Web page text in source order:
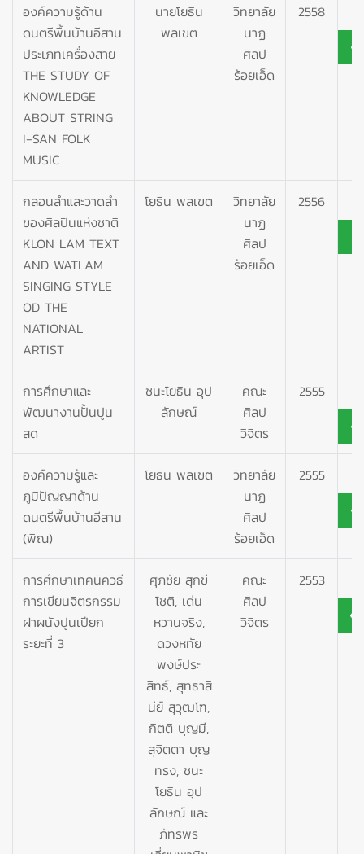
องค์ความรู้ด้าน
ดนตรีพื้นบ้านอีสาน
ประเภทเครื่องสาย
THE STUDY OF
KNOWLEDGE
ABOUT STRING
I-SAN FOLK
MUSIC
นายโยธิน
พลเขต
วิทยาลัย
นาฏ
ศิลป
ร้อยเอ็ด
2558
กลอนลำและวาดลำ
ของศิลปินแห่งชาติ
KLON LAM TEXT
AND WATLAM
SINGING STYLE
OD THE
NATIONAL
ARTIST
โยธิน พลเขต
วิทยาลัย
นาฏ
ศิลป
ร้อยเอ็ด
2556
การศึกษาและ
พัฒนางานปั้นปูน
สด
ชนะโยธิน อุป
ลักษณ์
คณะ
ศิลป
วิจิตร
2555
องค์ความรู้และ
ภูมิปัญญาด้าน
ดนตรีพื้นบ้านอีสาน
(พิณ)
โยธิน พลเขต
วิทยาลัย
นาฏ
ศิลป
ร้อยเอ็ด
2555
การศึกษาเทคนิควิธี
การเขียนจิตรกรรม
ฝาผนังปูนเปียก
ระยะที่ 3
ศุภชัย สุกขี
โชติ, เด่น
หวานจริง,
ดวงหทัย
พงษ์ประ
สิทธ์, สุทธาสิ
นีย์ สุวุฒโฑ,
กิตติ บุญมี,
สุจิตตา บุญ
ทรง, ชนะ
โยธิน อุป
ลักษณ์ และ
ภัทรพร
คณะ
ศิลป
วิจิตร
2553